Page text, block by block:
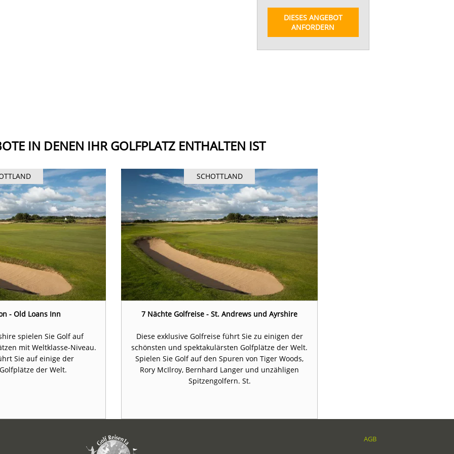
DIESES ANGEBOT
ANFORDERN
IN DENEN IHR GOLFPLATZ ENTHALTEN IST
- Old Loans Inn
spielen Sie Golf auf
mit Weltklasse-Niveau.
Sie auf einige der
der Welt.
SCHOTTLAND
7 Nächte Golfreise - St. Andrews und Ayrshire
Diese exklusive Golfreise führt Sie zu einigen der
schönsten und spektakulärsten Golfplätze der Welt.
Spielen Sie Golf auf den Spuren von Tiger Woods,
Rory McIlroy, Bernhard Langer und unzähligen
Spitzengolfern. St.
AGB